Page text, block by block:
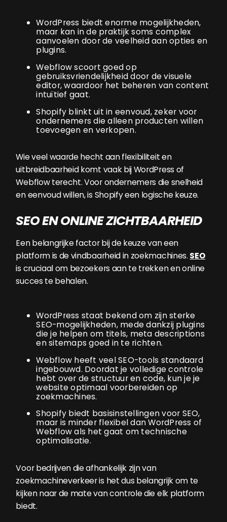
WordPress biedt enorme mogelijkheden,
maar kan in de praktijk soms complex
aanvoelen door de veelheid aan opties en
plugins.
Webflow scoort goed op
gebruiksvriendelijkheid door de visuele
editor, waardoor het beheren van content
intuïtief gaat.
Shopify blinkt uit in eenvoud, zeker voor
ondernemers die alleen producten willen
toevoegen en verkopen.
Wie veel waarde hecht aan flexibiliteit en
uitbreidbaarheid komt vaak bij WordPress of
Webflow terecht. Voor ondernemers die snelheid
en eenvoud willen, is Shopify een logische keuze.
SEO EN ONLINE ZICHTBAARHEID
Een belangrijke factor bij de keuze van een
platform is de vindbaarheid in zoekmachines. SEO
is cruciaal om bezoekers aan te trekken en online
succes te behalen.
WordPress staat bekend om zijn sterke
SEO-mogelijkheden, mede dankzij plugins
die je helpen om titels, meta descriptions
en sitemaps goed in te richten.
Webflow heeft veel SEO-tools standaard
ingebouwd. Doordat je volledige controle
hebt over de structuur en code, kun je je
website optimaal voorbereiden op
zoekmachines.
Shopify biedt basisinstellingen voor SEO,
maar is minder flexibel dan WordPress of
Webflow als het gaat om technische
optimalisatie.
Voor bedrijven die afhankelijk zijn van
zoekmachineverkeer is het dus belangrijk om te
kijken naar de mate van controle die elk platform
biedt.